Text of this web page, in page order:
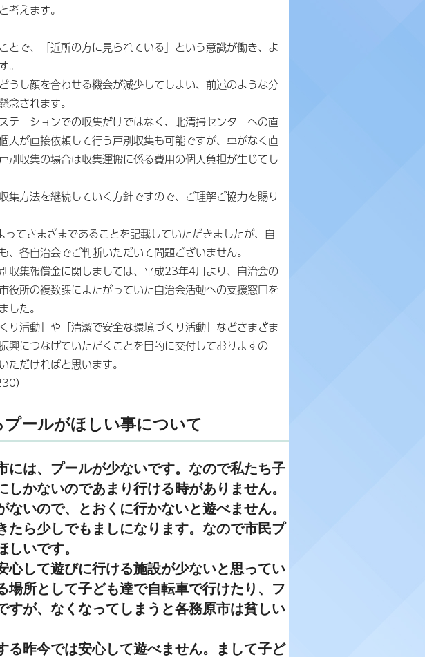
考えます。
で、「近所の方に見られている」という意識が働き、よ
。
うし顔を合わせる機会が減少してしまい、前述のような分
念されます。
テーションでの収集だけではなく、北清掃センターへの直
人が直接依頼して行う戸別収集も可能ですが、車がなく直
別収集の場合は収集運搬に係る費用の個人負担が生じてし
方法を継続していく方針ですので、ご理解ご協力を賜り
てさまざまであることを記載していただきましたが、自
各自治会でご判断いただいて問題ございません。
収集報償金に関しましては、平成23年4月より、自治会の
役所の複数課にまたがっていた自治会活動への支援窓口を
した。
活動」や「清潔で安全な環境づくり活動」などさまざま
興につなげていただくことを目的に交付しておりますの
だければと思います。
）
ールがほしい事について
は、プールが少ないです。なので私たち子
かないのであまり行ける時がありません。
いので、とおくに行かないと遊べません。
たら少しでもましになります。なので市民プ
いです。
して遊びに行ける施設が少ないと思ってい
場所として子ども達で自転車で行けたり、フ
すが、なくなってしまうと各務原市は貧しい
昨今では安心して遊べません。まして子ど